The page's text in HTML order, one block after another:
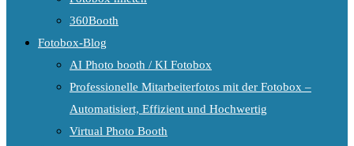
360Booth
Fotobox-Blog
AI Photo booth / KI Fotobox
Professionelle Mitarbeiterfotos mit der Fotobox –
Automatisiert, Effizient und Hochwertig
Virtual Photo Booth